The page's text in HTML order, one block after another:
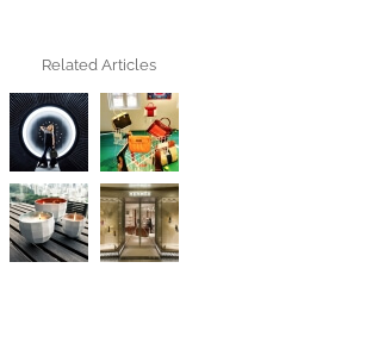
Related Articles